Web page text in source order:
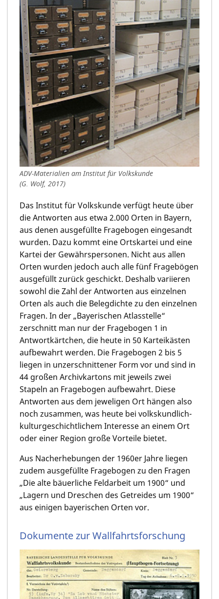
ADV-Materialien am Institut für Volkskunde
(G. Wolf, 2017)
Das Institut für Volkskunde verfügt heute über
die Antworten aus etwa 2.000 Orten in Bayern,
aus denen ausgefüllte Fragebogen eingesandt
wurden. Dazu kommt eine Ortskartei und eine
Kartei der Gewährspersonen. Nicht aus allen
Orten wurden jedoch auch alle fünf Fragebögen
ausgefüllt zurück geschickt. Deshalb variieren
sowohl die Zahl der Antworten aus einzelnen
Orten als auch die Belegdichte zu den einzelnen
Fragen. In der „Bayerischen Atlasstelle“
zerschnitt man nur der Fragebogen 1 in
Antwortkärtchen, die heute in 50 Karteikästen
aufbewahrt werden. Die Fragebogen 2 bis 5
liegen in unzerschnittener Form vor und sind in
44 großen Archivkartons mit jeweils zwei
Stapeln an Fragebogen aufbewahrt. Diese
Antworten aus dem jeweligen Ort hängen also
noch zusammen, was heute bei volkskundlich-
kulturgeschichtlichem Interesse an einem Ort
oder einer Region große Vorteile bietet.
Aus Nacherhebungen der 1960er Jahre liegen
zudem ausgefüllte Fragebogen zu den Fragen
„Die alte bäuerliche Feldarbeit um 1900“ und
„Lagern und Dreschen des Getreides um 1900“
aus einigen bayerischen Orten vor.
Dokumente zur Wallfahrtsforschung